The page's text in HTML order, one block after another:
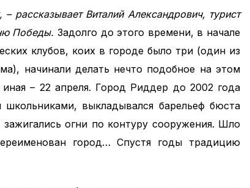
рассказывает Виталий Александрович, турист
Победы. Задолго до этого времени, в начале
клубов, коих в городе было три (один из
начинали делать нечто подобное на этом
– 22 апреля. Город Риддер до 2002 года
выкладывался барельеф бюста
огни по контуру сооружения. Шло
город… Спустя годы традицию